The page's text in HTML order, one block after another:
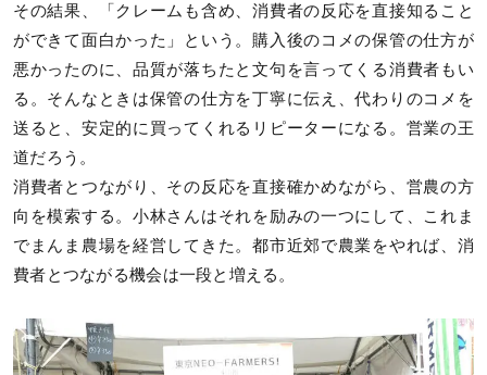
その結果、「クレームも含め、消費者の反応を直接知ること
ができて面白かった」という。購入後のコメの保管の仕方が
悪かったのに、品質が落ちたと文句を言ってくる消費者もい
る。そんなときは保管の仕方を丁寧に伝え、代わりのコメを
送ると、安定的に買ってくれるリピーターになる。営業の王
道だろう。
消費者とつながり、その反応を直接確かめながら、営農の方
向を模索する。小林さんはそれを励みの一つにして、これま
でまんま農場を経営してきた。都市近郊で農業をやれば、消
費者とつながる機会は一段と増える。